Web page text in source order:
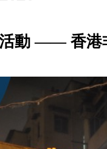
活動 —— 香港